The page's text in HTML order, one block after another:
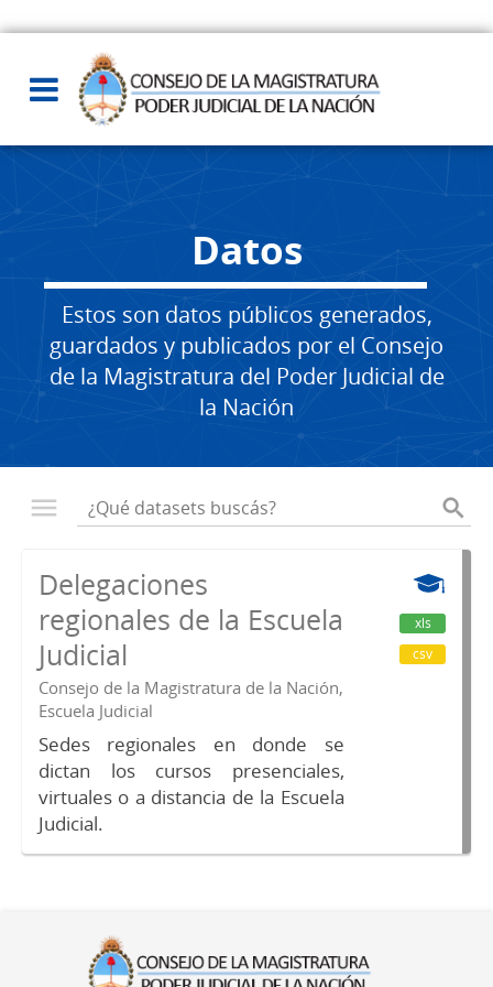
Datos
Estos son datos públicos generados,
guardados y publicados por el Consejo
de la Magistratura del Poder Judicial de
la Nación
Delegaciones
regionales de la Escuela
Judicial
Consejo de la Magistratura de la Nación,
Escuela Judicial
Sedes regionales en donde se
dictan los cursos presenciales,
virtuales o a distancia de la Escuela
Judicial.
xls
csv